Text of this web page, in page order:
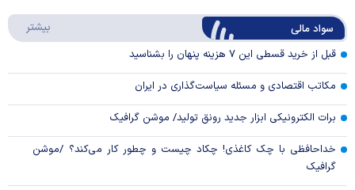
Video
سواد مالی بیشتر
قبل از خرید قسطی این ۷ هزینه پنهان را بشناسید
مکاتب اقتصادی و مسئله سیاست‌گذاری در ایران
برات الکترونیکی ابزار جدید رونق تولید/ موشن گرافیک
خداحافظی با چک کاغذی! چکاد چیست و چطور کار می‌کند؟ /موشن
گرافیک